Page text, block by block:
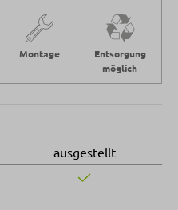
Montage
Entsorgung
möglich
ausgestellt